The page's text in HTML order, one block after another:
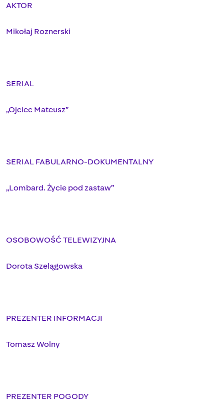
AKTOR
Mikołaj Roznerski
SERIAL
„Ojciec Mateusz”
SERIAL FABULARNO-DOKUMENTALNY
„Lombard. Życie pod zastaw”
OSOBOWOŚĆ TELEWIZYJNA
Dorota Szelągowska
PREZENTER INFORMACJI
Tomasz Wolny
PREZENTER POGODY